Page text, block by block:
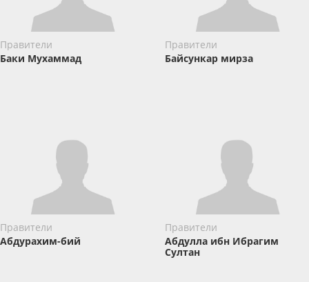
Правители
Баки Мухаммад
Правители
Байсункар мирза
Правители
Абдурахим-бий
Правители
Абдулла ибн Ибрагим
Cултан